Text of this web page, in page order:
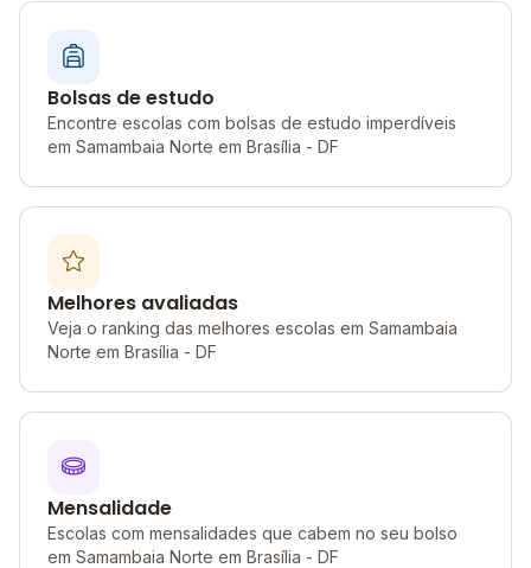
Bolsas de estudo
Encontre escolas com bolsas de estudo imperdíveis
em Samambaia Norte em Brasília - DF
Melhores avaliadas
Veja o ranking das melhores escolas em Samambaia
Norte em Brasília - DF
Mensalidade
Escolas com mensalidades que cabem no seu bolso
em Samambaia Norte em Brasília - DF